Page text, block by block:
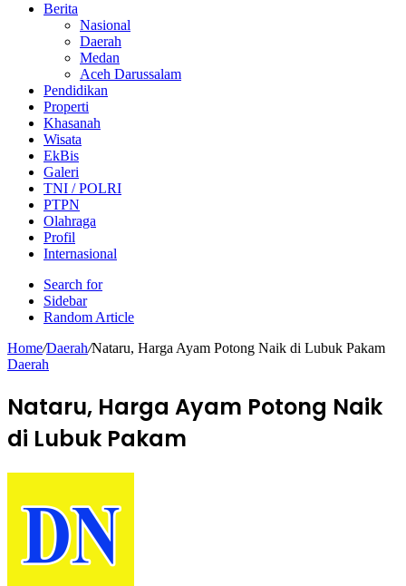
Berita
Nasional
Daerah
Medan
Aceh Darussalam
Pendidikan
Properti
Khasanah
Wisata
EkBis
Galeri
TNI / POLRI
PTPN
Olahraga
Profil
Internasional
Search for
Sidebar
Random Article
Home/Daerah/Nataru, Harga Ayam Potong Naik di Lubuk Pakam
Daerah
Nataru, Harga Ayam Potong Naik
di Lubuk Pakam